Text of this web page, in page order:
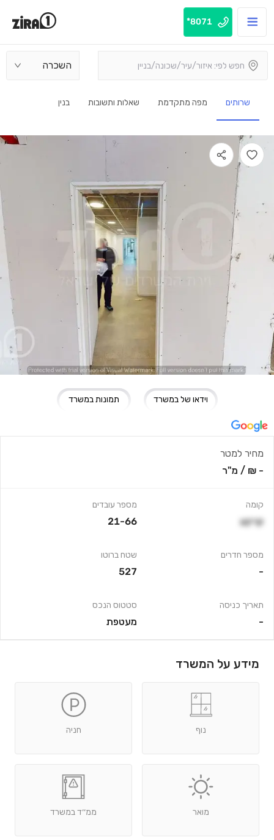
8071*
השכרה
שרותים מפה מתקדמת שאלות ותשובות בנין
תמונות במשרד וידאו של במשרד
מחיר למטר
- ₪
/ מ"ר
קומה
קרקע
מספר חדרים
-
תאריך כניסה
-
מספר עובדים
21-66
שטח ברוטו
527
סטטוס הנכס
מעטפת
מידע על המשרד
נוף חניה
מואר ממ׳׳ד במשרד